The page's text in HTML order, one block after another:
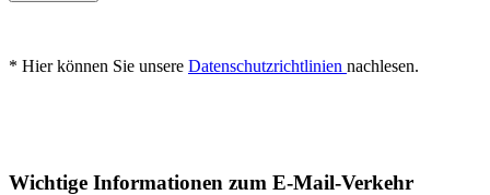
* Hier können Sie unsere Datenschutzrichtlinien nachlesen.
Wichtige Informationen zum E-Mail-Verkehr